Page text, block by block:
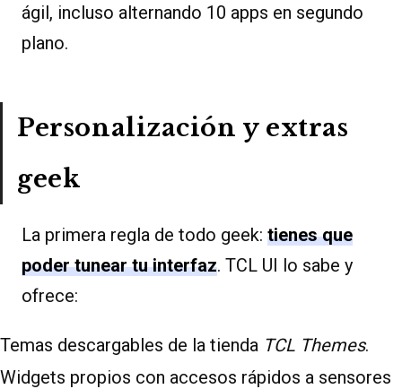
ágil, incluso alternando 10 apps en segundo
plano.
Personalización y extras
geek
La primera regla de todo geek: tienes que
poder tunear tu interfaz. TCL UI lo sabe y
ofrece:
Temas descargables de la tienda TCL Themes.
Widgets propios con accesos rápidos a sensores